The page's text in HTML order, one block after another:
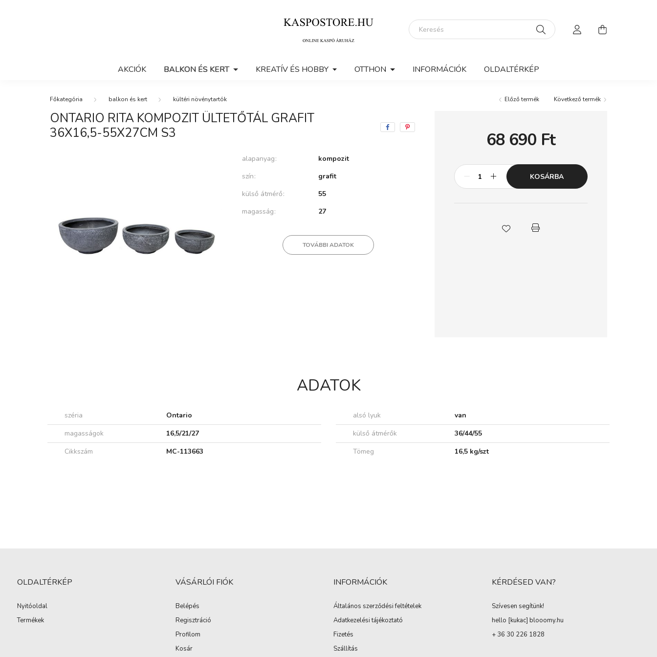
AKCIÓK BALKON ÉS KERT KREATÍV ÉS HOBBY OTTHON INFORMÁCIÓK OLDALTÉRKÉP
balkon és kert kültéri növénytartók Előző termék Következő termék
ONTARIO RITA KOMPOZIT ÜLTETŐTÁL GRAFIT
36X16,5-55X27CM S3
alapanyag
kompozit
szín
grafit
külső átmérő
55
magasság
27
TOVÁBBI ADATOK
68 690 Ft
KOSÁRBA
ADATOK
széria Ontario alsó lyuk
van
magasságok
16,5/21/27 külső átmérők
36/44/55
Cikkszám
MC-113663 Tömeg 16,5 kg/szt
OLDALTÉRKÉP
Nyitóoldal
Termékek
VÁSÁRLÓI FIÓK
Belépés
Regisztráció
Profilom
Kosár
INFORMÁCIÓK
Általános szerződési feltételek
Adatkezelési tájékoztató
Fizetés
Szállítás
KÉRDÉSED VAN?
Szívesen segítünk!
hello [kukac] blooomy.hu
+ 36 30 226 1828